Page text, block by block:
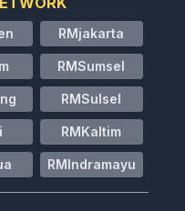
RMjakarta
RMSumsel
RMSulsel
RMKaltim
RMIndramayu